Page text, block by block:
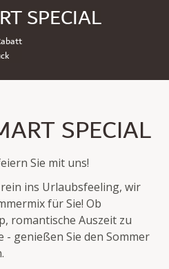
SPECIAL
SPECIAL
Sie mit uns!
ins Urlaubsfeeling, wir
für Sie! Ob
romantische Auszeit zu
- genießen Sie den Sommer